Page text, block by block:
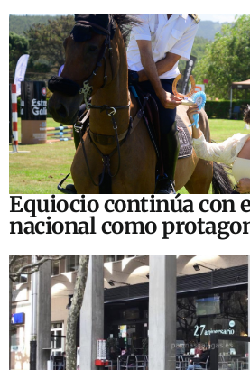
Equiocio continúa con
nacional como